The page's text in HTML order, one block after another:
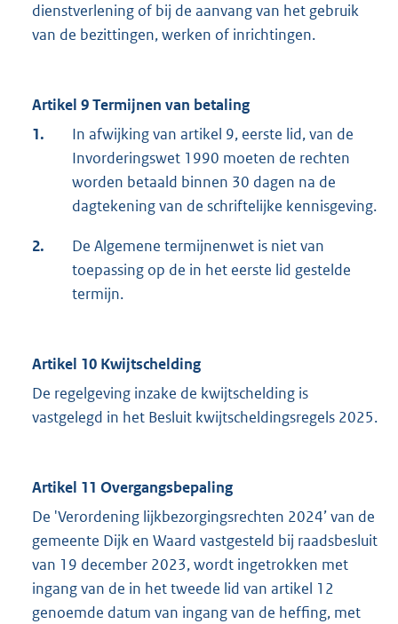
dienstverlening of bij de aanvang van het gebruik
van de bezittingen, werken of inrichtingen.
Artikel 9 Termijnen van betaling
1.
In afwijking van artikel 9, eerste lid, van de
Invorderingswet 1990 moeten de rechten
worden betaald binnen 30 dagen na de
dagtekening van de schriftelijke kennisgeving.
2.
De Algemene termijnenwet is niet van
toepassing op de in het eerste lid gestelde
termijn.
Artikel 10 Kwijtschelding
De regelgeving inzake de kwijtschelding is
vastgelegd in het Besluit kwijtscheldingsregels 2025.
Artikel 11 Overgangsbepaling
De 'Verordening lijkbezorgingsrechten 2024’ van de
gemeente Dijk en Waard vastgesteld bij raadsbesluit
van 19 december 2023, wordt ingetrokken met
ingang van de in het tweede lid van artikel 12
genoemde datum van ingang van de heffing, met